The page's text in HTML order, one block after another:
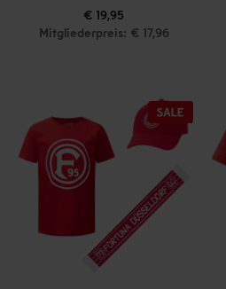
€ 19,95
Mitgliederpreis: € 17,96